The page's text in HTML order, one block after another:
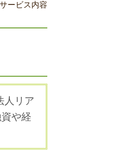
サービス内容
人リア
や経